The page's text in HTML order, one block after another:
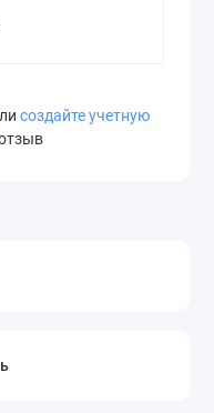
создайте учетную